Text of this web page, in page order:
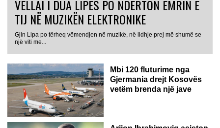
VËLLAI I DUA LIPËS PO NDËRTON EMRIN E
TIJ NË MUZIKËN ELEKTRONIKE
Gjin Lipa po tërheq vëmendjen në muzikë, në lidhje prej më shumë se
një viti me...
GJERMANI
Mbi 120 fluturime nga
Gjermania drejt Kosovës
vetëm brenda një jave